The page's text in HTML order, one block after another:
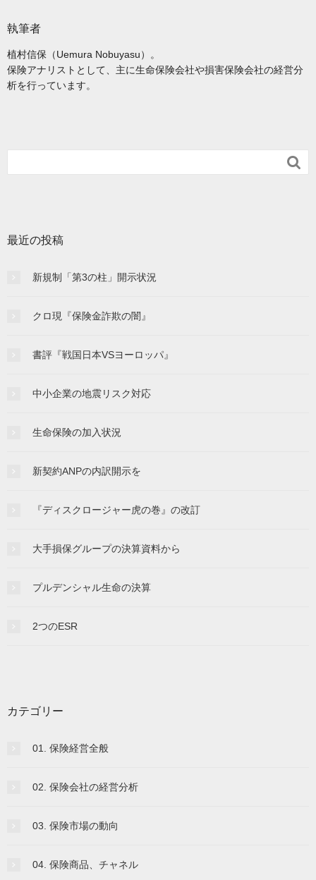
執筆者
植村信保（Uemura Nobuyasu）。
保険アナリストとして、主に生命保険会社や損害保険会社の経営分
析を行っています。

最近の投稿
新規制「第3の柱」開示状況
クロ現『保険金詐欺の闇』
書評『戦国日本VSヨーロッパ』
中小企業の地震リスク対応
生命保険の加入状況
新契約ANPの内訳開示を
『ディスクロージャー虎の巻』の改訂
大手損保グループの決算資料から
プルデンシャル生命の決算
2つのESR
カテゴリー
01. 保険経営全般
02. 保険会社の経営分析
03. 保険市場の動向
04. 保険商品、チャネル